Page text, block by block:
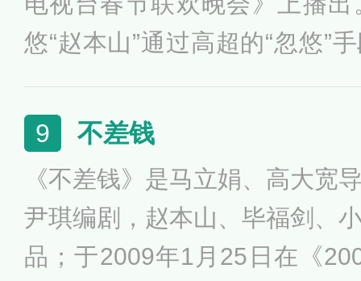
悠“赵本山”通过高超的“忽悠”
9 不差钱
《不差钱》是马立娟、高大宽
尹琪编剧，赵本山、毕福剑、
品；于2009年1月25日在《